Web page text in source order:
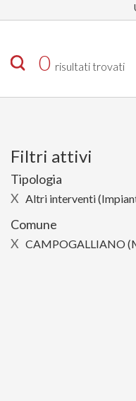
INTERVENTI
SI
0 risultati trovati
Filtri attivi
Tipologia
X Altri interventi
Comune
X CAMPOGALLIANO